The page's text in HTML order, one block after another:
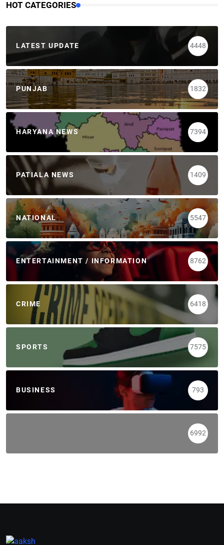
HOT CATEGORIES
LATEST UPDATE 4448
PUNJAB 1832
HARYANA NEWS 7394
PATIALA NEWS 1409
NATIONAL 5547
ENTERTAINMENT / INFORMATION 8762
CRIME 6418
SPORTS 7575
BUSINESS 793
6992